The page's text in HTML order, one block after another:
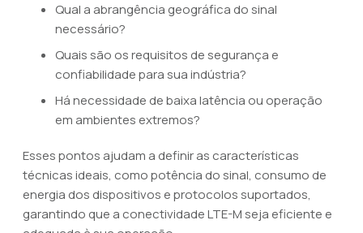
Qual a abrangência geográfica do sinal
necessário?
Quais são os requisitos de segurança e
confiabilidade para sua indústria?
Há necessidade de baixa latência ou operação
em ambientes extremos?
Esses pontos ajudam a definir as características
técnicas ideais, como potência do sinal, consumo de
energia dos dispositivos e protocolos suportados,
garantindo que a conectividade LTE-M seja eficiente e